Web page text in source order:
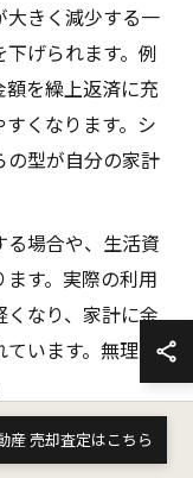
大きく減少する一
げられます。例
を繰上返済に充
くなります。シ
の型が自分の家計
場合や、生活資
す。実際の利用
なり、家計に余
います。無理の
実践
産 売却査定はこちら